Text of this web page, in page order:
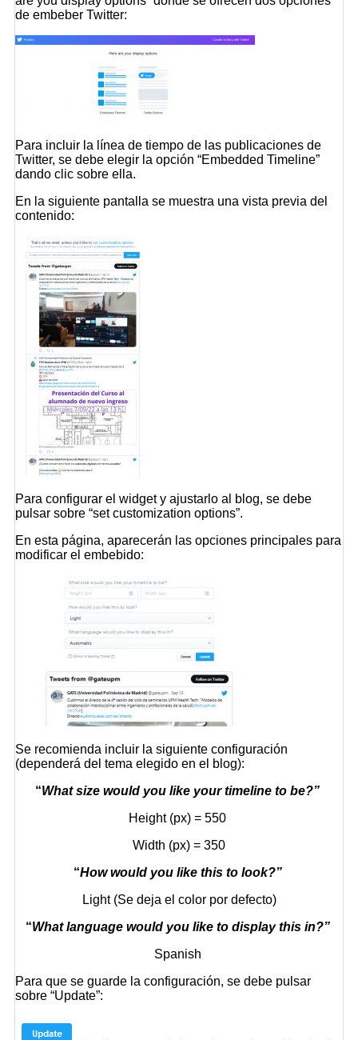
de embeber Twitter:
Para incluir la línea de tiempo de las publicaciones de
Twitter, se debe elegir la opción “Embedded Timeline”
dando clic sobre ella.
En la siguiente pantalla se muestra una vista previa del
contenido:
Para configurar el widget y ajustarlo al blog, se debe
pulsar sobre “set customization options”.
En esta página, aparecerán las opciones principales para
modificar el embebido:
Se recomienda incluir la siguiente configuración
(dependerá del tema elegido en el blog):
“What size would you like your timeline to be?”
Height (px) = 550
Width (px) = 350
“How would you like this to look?”
Light (Se deja el color por defecto)
“What language would you like to display this in?”
Spanish
Para que se guarde la configuración, se debe pulsar
sobre “Update”: